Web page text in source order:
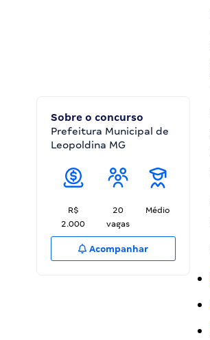
Sobre o concurso
Prefeitura Municipal de
Leopoldina MG
R$
2.000
20
vagas
Médio
Acompanhar